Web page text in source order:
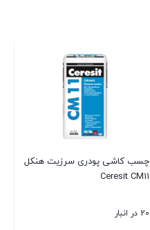
چسب کاشی پودری سرزیت هنکل
Ceresit CM11
20 در انبار